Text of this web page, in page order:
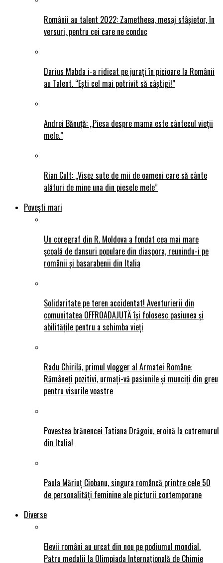
Românii au talent 2022: Zametheea, mesaj sfâșietor, în
versuri, pentru cei care ne conduc
Darius Mabda i-a ridicat pe jurați în picioare la Românii
au Talent. “Ești cel mai potrivit să câștigi!”
Andrei Bănuță: „Piesa despre mama este cântecul vieții
mele.”
Rian Cult: „Visez sute de mii de oameni care să cânte
alături de mine una din piesele mele”
Povești mari
Un coregraf din R. Moldova a fondat cea mai mare
școală de dansuri populare din diaspora, reunindu-i pe
românii și basarabenii din Italia
Solidaritate pe teren accidentat! Aventurierii din
comunitatea OFFROADAJUTĂ își folosesc pasiunea și
abilitățile pentru a schimba vieți
Radu Chirilă, primul vlogger al Armatei Române:
Rămâneți pozitivi, urmați-vă pasiunile și munciți din greu
pentru visurile voastre
Povestea brănencei Tatiana Drăgoiu, eroină la cutremurul
din Italia!
Paula Măriuț Ciobanu, singura româncă printre cele 50
de personalități feminine ale picturii contemporane
Diverse
Elevii români au urcat din nou pe podiumul mondial.
Patru medalii la Olimpiada Internațională de Chimie